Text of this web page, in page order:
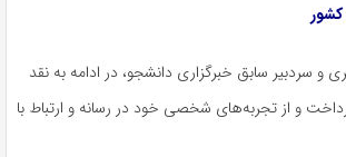
سردبیر سابق خبرگزاری دانشجو، در ادامه به نقد
و از تجربه‌های شخصی خود در رسانه و ارتباط با